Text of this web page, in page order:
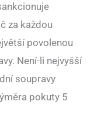
za každou
povolenou
Není-li nejvyšší
soupravy
pokuty 5